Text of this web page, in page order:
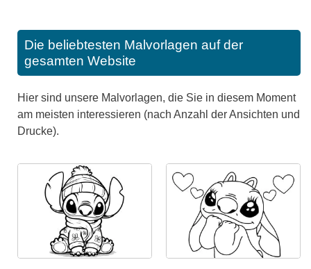
Die beliebtesten Malvorlagen auf der
gesamten Website
Hier sind unsere Malvorlagen, die Sie in diesem Moment
am meisten interessieren (nach Anzahl der Ansichten und
Drucke).